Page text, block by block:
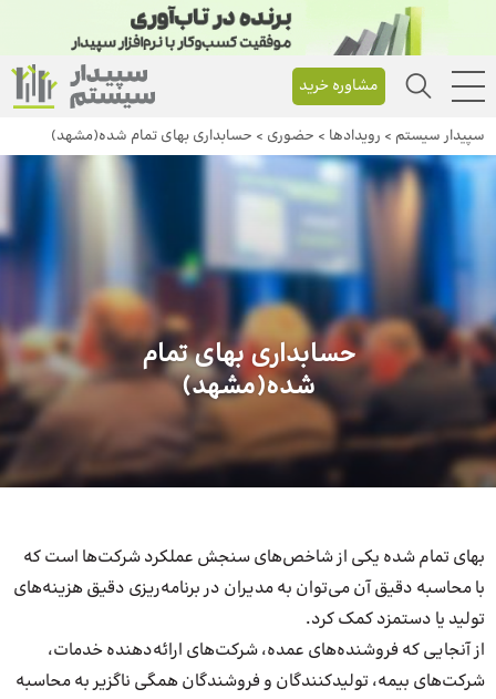
مشاوره خرید
سپیدار سیستم > رویداد‌ها > حضوری > حسابداری بهای تمام شده(مشهد)
حسابداری بهای تمام
شده(مشهد)
بهای تمام شده یکی از شاخص‌های سنجش عملکرد شرکت‌ها است که
با محاسبه دقیق آن می‌توان به مدیران در برنامه‌ریزی دقیق هزینه‌های
تولید یا دستمزد کمک کرد.
از آنجایی که فروشنده‌های عمده، شرکت‌های ارائه‌دهنده خدمات،
شرکت‌های بیمه، تولیدکنندگان و فروشندگان همگی ناگزیر به محاسبه